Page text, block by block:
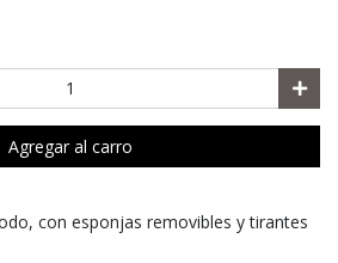
Agregar al carro
con esponjas removibles y tirantes